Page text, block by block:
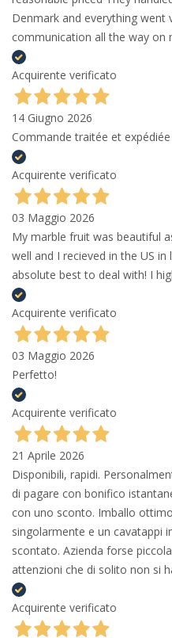
Denmark and everything
communication all the way on
Acquirente verificato
14 Giugno 2026
Commande traitée et
Acquirente verificato
03 Maggio 2026
My marble fruit was beautiful
well and I recieved in the US
absolute best to deal with! I
Acquirente verificato
03 Maggio 2026
Perfetto!
Acquirente verificato
21 Aprile 2026
Disponibili, rapidi.
di pagare con bonifico
con uno sconto. Imballo
singolarmente e un cavatappi
scontato. Azienda forse
attenzioni che di solito non si
Acquirente verificato